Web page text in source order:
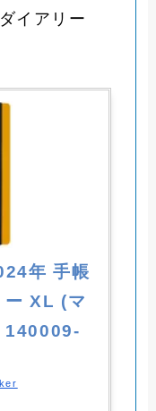
イアリー
年 手帳
ー XL (マ
140009-